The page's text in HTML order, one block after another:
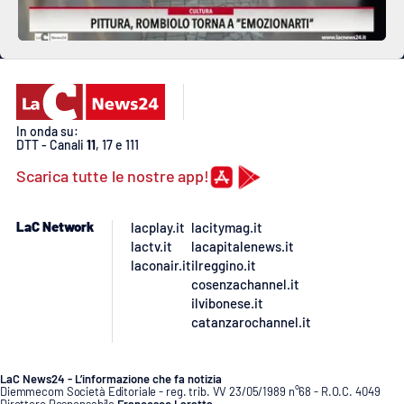
In onda su:
DTT - Canali 11, 17 e 111
Scarica tutte le nostre app!
LaC Network
lacplay.it
lactv.it
laconair.it
lacitymag.it
lacapitalenews.it
ilreggino.it
cosenzachannel.it
ilvibonese.it
catanzarochannel.it
LaC News24 - L’informazione che fa notizia
Diemmecom Società Editoriale - reg. trib. VV 23/05/1989 n°68 - R.O.C. 4049